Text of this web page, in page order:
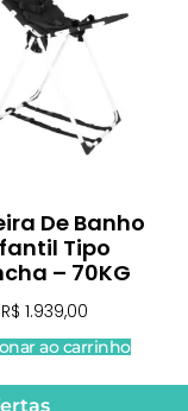
De Banho
Tipo
– 70KG
R$ 1.939,00
ao carrinho